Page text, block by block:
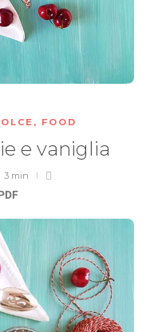
, FOOD
e vaniglia
3 min